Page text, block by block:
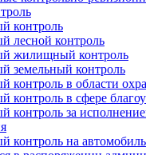
контроль
лесной контроль
жилищный контроль
земельный контроль
контроль в области
в сфере
за
на